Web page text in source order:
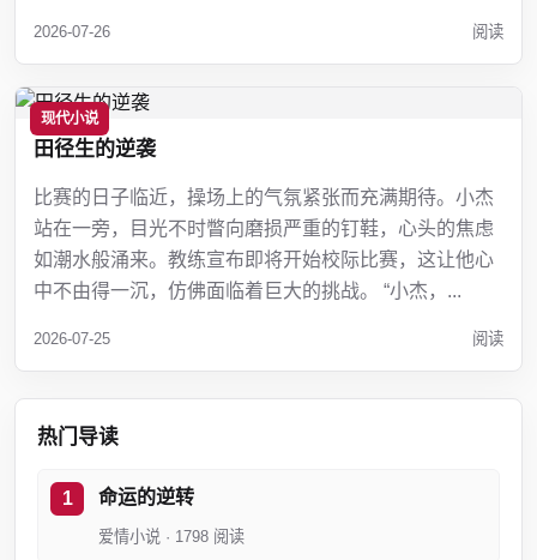
2026-07-26 阅读
现代小说
田径生的逆袭
比赛的日子临近，操场上的气氛紧张而充满期待。小杰
站在一旁，目光不时瞥向磨损严重的钉鞋，心头的焦虑
如潮水般涌来。教练宣布即将开始校际比赛，这让他心
中不由得一沉，仿佛面临着巨大的挑战。 “小杰，...
2026-07-25 阅读
热门导读
命运的逆转
爱情小说 · 1798 阅读